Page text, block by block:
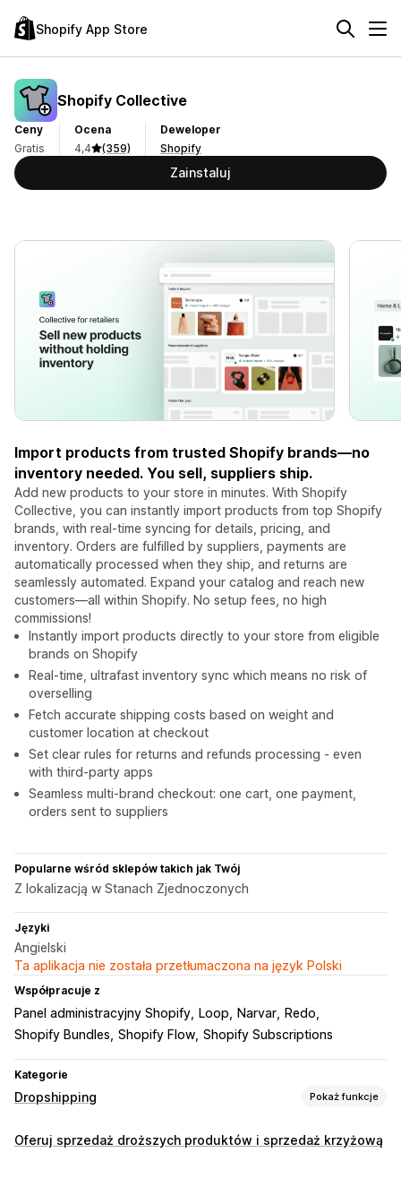
Shopify App Store
Shopify Collective
Ceny
Gratis
Ocena
4,4
(359)
Deweloper
Shopify
Zainstaluj
Import products from trusted Shopify brands—no
inventory needed. You sell, suppliers ship.
Add new products to your store in minutes. With Shopify
Collective, you can instantly import products from top Shopify
brands, with real-time syncing for details, pricing, and
inventory. Orders are fulfilled by suppliers, payments are
automatically processed when they ship, and returns are
seamlessly automated. Expand your catalog and reach new
customers—all within Shopify. No setup fees, no high
commissions!
Instantly import products directly to your store from eligible
brands on Shopify
Real-time, ultrafast inventory sync which means no risk of
overselling
Fetch accurate shipping costs based on weight and
customer location at checkout
Set clear rules for returns and refunds processing - even
with third-party apps
Seamless multi-brand checkout: one cart, one payment,
orders sent to suppliers
Popularne wśród sklepów takich jak Twój
Z lokalizacją w Stanach Zjednoczonych
Języki
Angielski
Ta aplikacja nie została przetłumaczona na język Polski
Współpracuje z
Panel administracyjny Shopify Loop Narvar
Redo
Shopify Bundles Shopify Flow Shopify Subscriptions
Kategorie
Dropshipping Pokaż funkcje
Produkty, które możesz sprzedawać
Oferuj sprzedaż droższych produktów i sprzedaż krzyżową